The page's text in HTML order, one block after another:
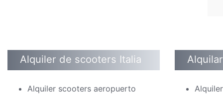
Alquiler de scooters Italia
Alquiler scooters aeropuerto